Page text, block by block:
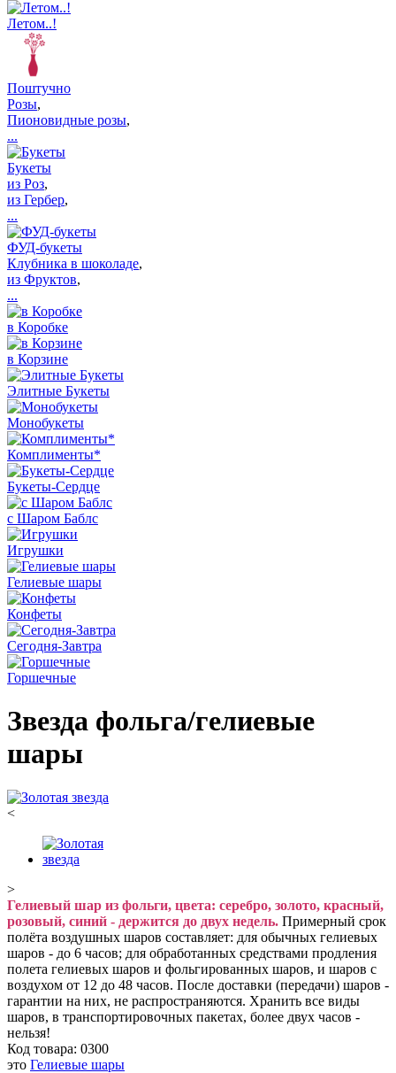
Летом..!
Поштучно
Розы,
Пионовидные розы,
...
Букеты
из Роз,
из Гербер,
...
ФУД-букеты
Клубника в шоколаде,
из Фруктов,
...
в Коробке
в Корзине
Элитные Букеты
Монобукеты
Комплименты*
Букеты-Сердце
с Шаром Баблс
Игрушки
Гелиевые шары
Конфеты
Сегодня-Завтра
Горшечные
Звезда фольга/гелиевые
шары
<
>
Гелиевый шар из фольги, цвета: серебро, золото, красный,
розовый, синий - держится до двух недель. Примерный срок
полёта воздушных шаров составляет: для обычных гелиевых
шаров - до 6 часов; для обработанных средствами продления
полета гелиевых шаров и фольгированных шаров, и шаров с
воздухом от 12 до 48 часов. После доставки (передачи) шаров -
гарантии на них, не распространяются. Хранить все виды
шаров, в транспортировочных пакетах, более двух часов -
нельзя!
Код товара: 0300
это Гелиевые шары